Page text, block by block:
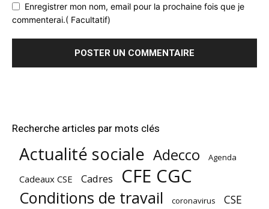
Enregistrer mon nom, email pour la prochaine fois que je
commenterai.( Facultatif)
Recherche articles par mots clés
Actualité sociale Adecco Agenda
Cadeaux CSE Cadres CFE CGC
Conditions de travail coronavirus CSE